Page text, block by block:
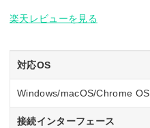
楽天レビューを見る
対応OS
Windows/macOS/Chrome OS
接続インターフェース